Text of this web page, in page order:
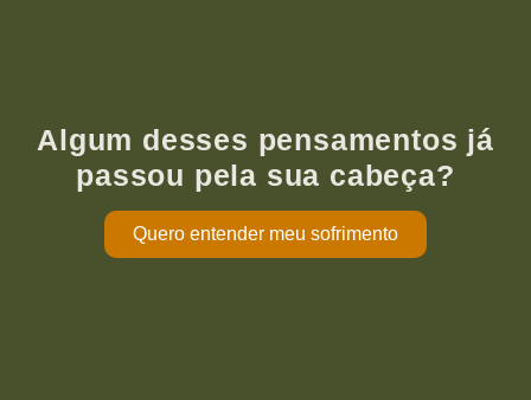
Algum desses pensamentos já
passou pela sua cabeça?
Quero entender meu sofrimento